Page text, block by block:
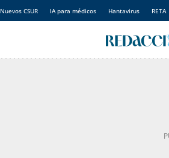
Nuevos CSUR IA para médicos Hantavirus RETA